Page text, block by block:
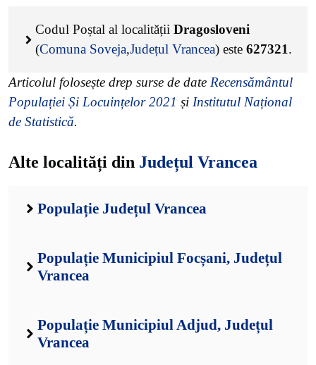
Codul Poștal al localității Dragosloveni
(Comuna Soveja,Județul Vrancea) este 627321.
Articolul folosește drep surse de date Recensământul
Populației Și Locuințelor 2021 și Institutul Național
de Statistică.
Alte localități din Județul Vrancea
Populație Județul Vrancea
Populație Municipiul Focșani, Județul
Vrancea
Populație Municipiul Adjud, Județul
Vrancea